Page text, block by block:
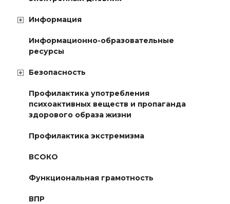
Информация
Информационно-образовательные
ресурсы
Безопасность
Профилактика употребления
психоактивных веществ и пропаганда
здорового образа жизни
Профилактика экстремизма
ВСОКО
Функциональная грамотность
ВПР